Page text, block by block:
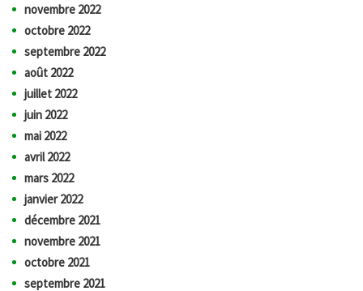
novembre 2022
octobre 2022
septembre 2022
août 2022
juillet 2022
juin 2022
mai 2022
avril 2022
mars 2022
janvier 2022
décembre 2021
novembre 2021
octobre 2021
septembre 2021